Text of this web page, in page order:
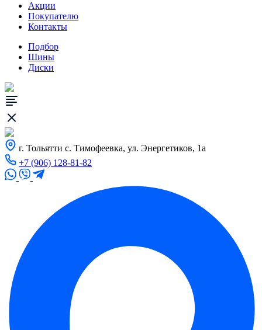
Акции
Покупателю
Контакты
Подбор
Шины
Диски
г. Тольятти с. Тимофеевка, ул. Энергетиков, 1а
+7 (906) 128-81-82